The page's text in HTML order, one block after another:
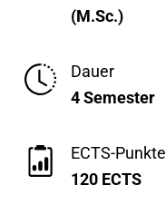
(M.Sc.)
Dauer
4 Semester
ECTS-Punkte
120 ECTS